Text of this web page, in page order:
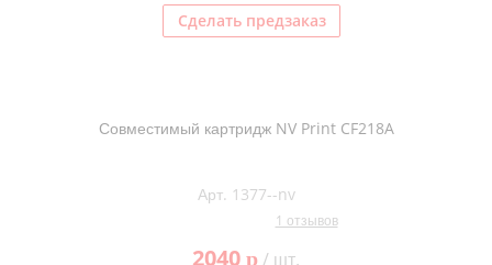
Сделать предзаказ
Совместимый картридж NV Print CF218A
Арт. 1377--nv
1 отзывов
2040 p/ шт.